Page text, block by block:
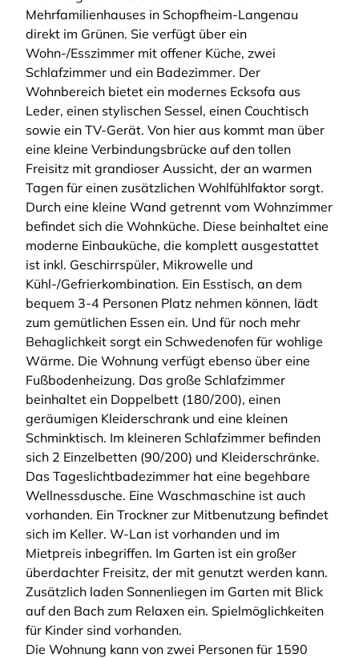
Mehrfamilienhauses in Schopfheim-Langenau
direkt im Grünen. Sie verfügt über ein
Wohn-/Esszimmer mit offener Küche, zwei
Schlafzimmer und ein Badezimmer. Der
Wohnbereich bietet ein modernes Ecksofa aus
Leder, einen stylischen Sessel, einen Couchtisch
sowie ein TV-Gerät. Von hier aus kommt man über
eine kleine Verbindungsbrücke auf den tollen
Freisitz mit grandioser Aussicht, der an warmen
Tagen für einen zusätzlichen Wohlfühlfaktor sorgt.
Durch eine kleine Wand getrennt vom Wohnzimmer
befindet sich die Wohnküche. Diese beinhaltet eine
moderne Einbauküche, die komplett ausgestattet
ist inkl. Geschirrspüler, Mikrowelle und
Kühl-/Gefrierkombination. Ein Esstisch, an dem
bequem 3-4 Personen Platz nehmen können, lädt
zum gemütlichen Essen ein. Und für noch mehr
Behaglichkeit sorgt ein Schwedenofen für wohlige
Wärme. Die Wohnung verfügt ebenso über eine
Fußbodenheizung. Das große Schlafzimmer
beinhaltet ein Doppelbett (180/200), einen
geräumigen Kleiderschrank und eine kleinen
Schminktisch. Im kleineren Schlafzimmer befinden
sich 2 Einzelbetten (90/200) und Kleiderschränke.
Das Tageslichtbadezimmer hat eine begehbare
Wellnessdusche. Eine Waschmaschine ist auch
vorhanden. Ein Trockner zur Mitbenutzung befindet
sich im Keller. W-Lan ist vorhanden und im
Mietpreis inbegriffen. Im Garten ist ein großer
überdachter Freisitz, der mit genutzt werden kann.
Zusätzlich laden Sonnenliegen im Garten mit Blick
auf den Bach zum Relaxen ein. Spielmöglichkeiten
für Kinder sind vorhanden.
Die Wohnung kann von zwei Personen für 1590